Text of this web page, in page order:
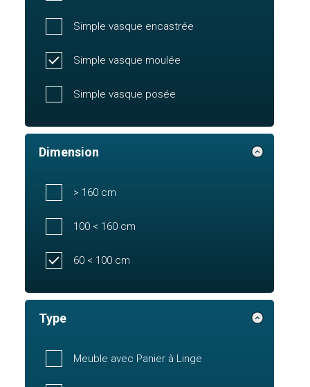
Simple vasque encastrée
Simple vasque moulée
Simple vasque posée
Dimension
> 160 cm
100 < 160 cm
60 < 100 cm
Type
Meuble avec Panier à Linge